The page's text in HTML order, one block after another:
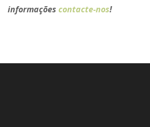
informações contacte-nos!